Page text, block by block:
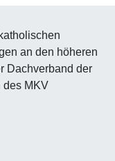
an den höheren
Dachverband der
des MKV